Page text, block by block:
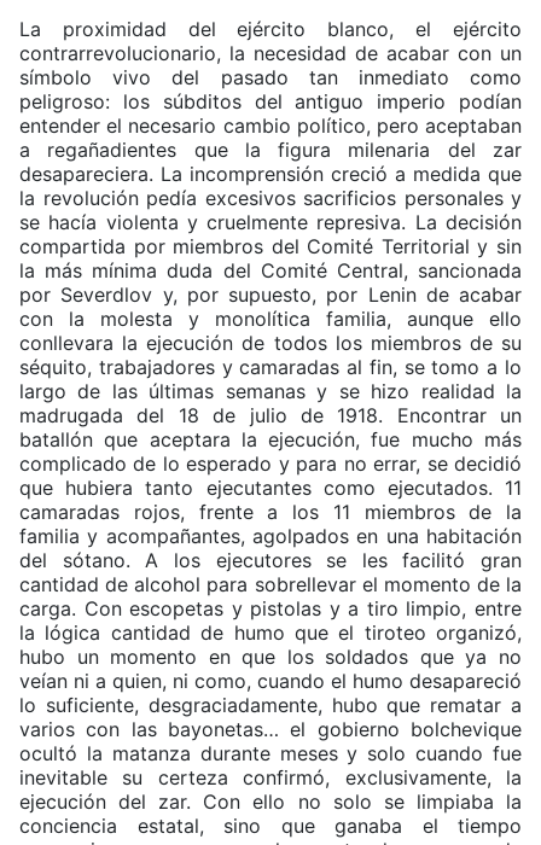
La proximidad del ejército blanco, el ejército
contrarrevolucionario, la necesidad de acabar con un
símbolo vivo del pasado tan inmediato como
peligroso: los súbditos del antiguo imperio podían
entender el necesario cambio político, pero aceptaban
a regañadientes que la figura milenaria del zar
desapareciera. La incomprensión creció a medida que
la revolución pedía excesivos sacrificios personales y
se hacía violenta y cruelmente represiva. La decisión
compartida por miembros del Comité Territorial y sin
la más mínima duda del Comité Central, sancionada
por Severdlov y, por supuesto, por Lenin de acabar
con la molesta y monolítica familia, aunque ello
conllevara la ejecución de todos los miembros de su
séquito, trabajadores y camaradas al fin, se tomo a lo
largo de las últimas semanas y se hizo realidad la
madrugada del 18 de julio de 1918. Encontrar un
batallón que aceptara la ejecución, fue mucho más
complicado de lo esperado y para no errar, se decidió
que hubiera tanto ejecutantes como ejecutados. 11
camaradas rojos, frente a los 11 miembros de la
familia y acompañantes, agolpados en una habitación
del sótano. A los ejecutores se les facilitó gran
cantidad de alcohol para sobrellevar el momento de la
carga. Con escopetas y pistolas y a tiro limpio, entre
la lógica cantidad de humo que el tiroteo organizó,
hubo un momento en que los soldados que ya no
veían ni a quien, ni como, cuando el humo desapareció
lo suficiente, desgraciadamente, hubo que rematar a
varios con las bayonetas… el gobierno bolchevique
ocultó la matanza durante meses y solo cuando fue
inevitable su certeza confirmó, exclusivamente, la
ejecución del zar. Con ello no solo se limpiaba la
conciencia estatal, sino que ganaba el tiempo